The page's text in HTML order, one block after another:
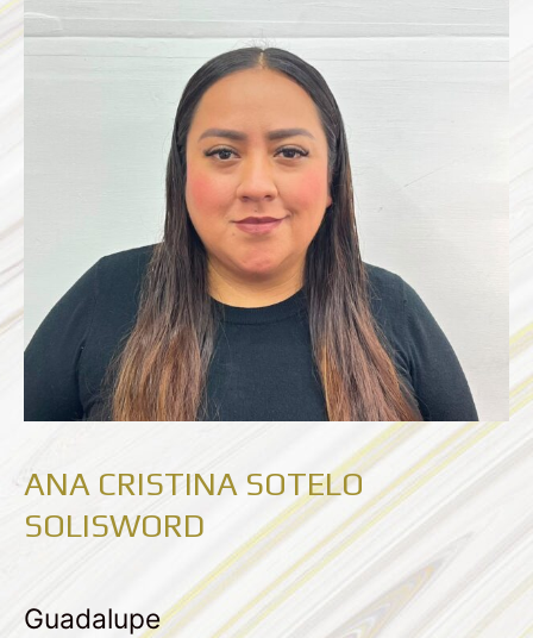
ANA CRISTINA SOTELO
SOLISWORD
Guadalupe
SOTELO
SOLISWORD